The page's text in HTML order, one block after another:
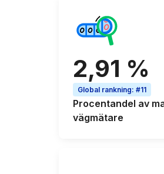
2,91 %
Global rankning: #11
Procentandel av
vägmätare